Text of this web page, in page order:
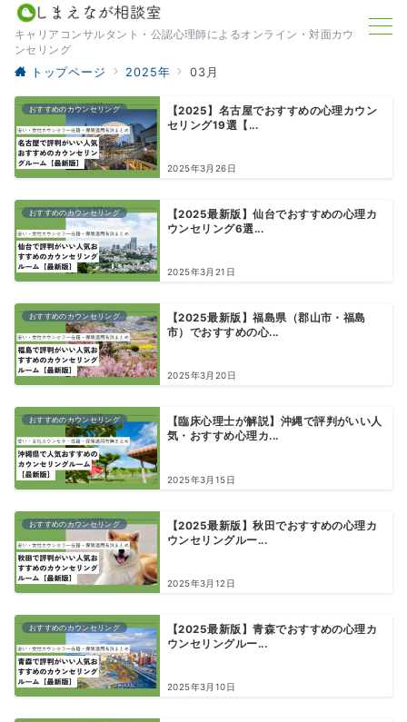
キャリアコンサルタント・公認心理師によるオンライン・対面カウ
ンセリング
トップページ 2025年 03月
おすすめのカウンセリング
【2025】名古屋でおすすめの心理カウン
セリング19選【...
2025年3月26日
おすすめのカウンセリング
【2025最新版】仙台でおすすめの心理カ
ウンセリング6選...
2025年3月21日
おすすめのカウンセリング
【2025最新版】福島県（郡山市・福島
市）でおすすめの心...
2025年3月20日
おすすめのカウンセリング
【臨床心理士が解説】沖縄で評判がいい人
気・おすすめ心理カ...
2025年3月15日
おすすめのカウンセリング
【2025最新版】秋田でおすすめの心理カ
ウンセリングルー...
2025年3月12日
おすすめのカウンセリング
【2025最新版】青森でおすすめの心理カ
ウンセリングルー...
2025年3月10日